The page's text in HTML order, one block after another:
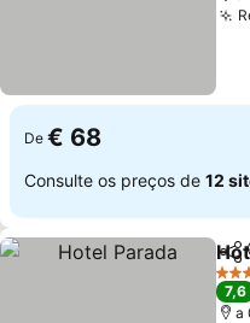
De € 68
Consulte os preços de 12
3
7,6
a